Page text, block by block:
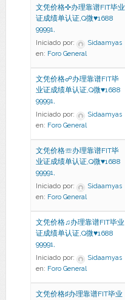
文凭价格✣办理靠谱FIT毕业
证成绩单认证,Q微♥1688
99991,
Iniciado por:
Sidaamyas
en: Foro General
文凭价格☍办理靠谱FIT毕
业证成绩单认证,Q微♥1688
99991,
Iniciado por:
Sidaamyas
en: Foro General
文凭价格☏办理靠谱FIT毕
业证成绩单认证,Q微♥1688
99991,
Iniciado por:
Sidaamyas
en: Foro General
文凭价格♫办理靠谱FIT毕业
证成绩单认证,Q微♥1688
99991,
Iniciado por:
Sidaamyas
en: Foro General
文凭价格♯办理靠谱FIT毕业